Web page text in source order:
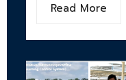
Read More